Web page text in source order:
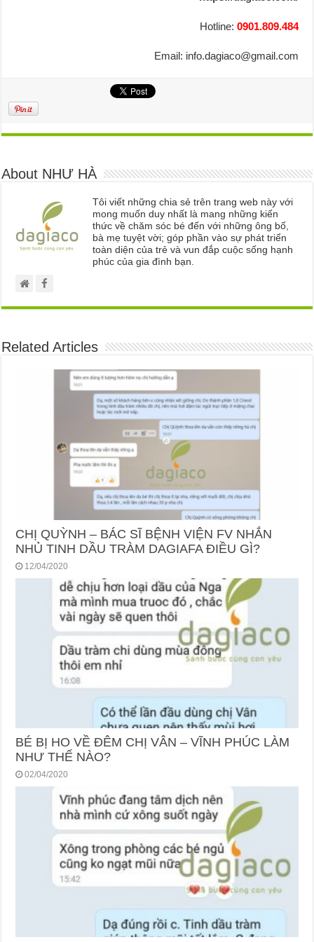
Hotline: 0901.809.484
Email: info.dagiaco@gmail.com
About NHƯ HÀ
Tôi viết những chia sẻ trên trang web này với
mong muốn duy nhất là mang những kiến
thức về chăm sóc bé đến với những ông bố,
bà mẹ tuyệt vời; góp phần vào sự phát triển
toàn diện của trẻ và vun đắp cuộc sống hạnh
phúc của gia đình bạn.
Related Articles
CHỊ QUỲNH – BÁC SĨ BỆNH VIỆN FV NHẮN
NHỦ TINH DẦU TRÀM DAGIAFA ĐIỀU GÌ?
12/04/2020
BÉ BỊ HO VỀ ĐÊM CHỊ VÂN – VĨNH PHÚC LÀM
NHƯ THẾ NÀO?
02/04/2020